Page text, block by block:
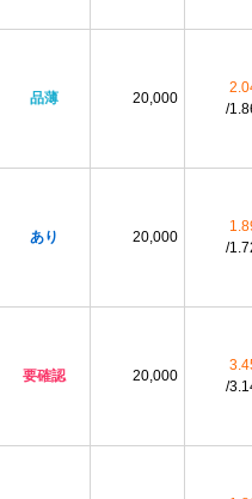
品薄 20,000
あり 20,000
要確認 20,000